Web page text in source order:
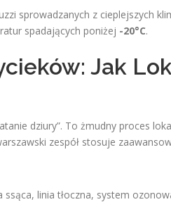
sprowadzanych z cieplejszych
spadających poniżej -20°C.
Jak
dziury”. To żmudny proces
zespół stosuje
ssąca, linia tłoczna, system